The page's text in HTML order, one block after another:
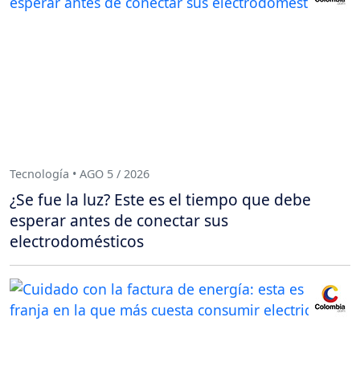
Tecnología • AGO 5 / 2026
¿Se fue la luz? Este es el tiempo que debe
esperar antes de conectar sus
electrodomésticos